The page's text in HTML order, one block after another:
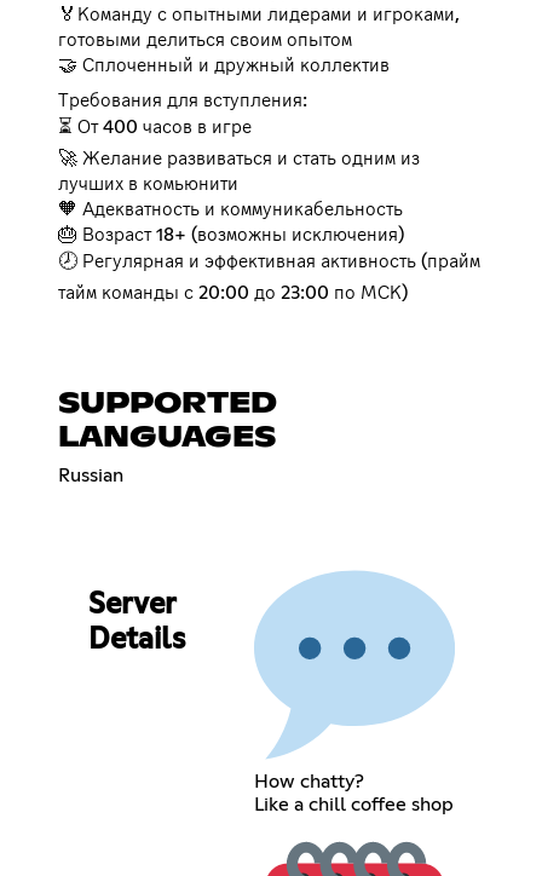
🏅Команду с опытными лидерами и игроками,
готовыми делиться своим опытом
🤝 Сплоченный и дружный коллектив
Требования для вступления:
⏳ От 400 часов в игре
🚀 Желание развиваться и стать одним из
лучших в комьюнити
🧡 Адекватность и коммуникабельность
🎂 Возраст 18+ (возможны исключения)
🕗 Регулярная и эффективная активность (прайм
тайм команды с 20:00 до 23:00 по МСК)
SUPPORTED
LANGUAGES
Russian
Server
Details
How chatty?
Like a chill coffee shop